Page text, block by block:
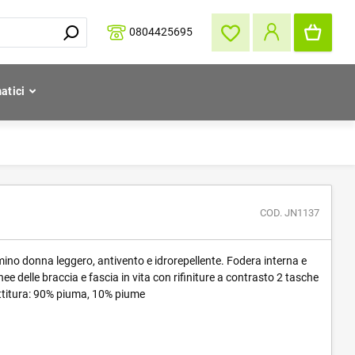
0804425695
COD. JN1137
donna leggero, antivento e idrorepellente. Fodera interna e
delle braccia e fascia in vita con rifiniture a contrasto 2 tasche
90% piuma, 10% piume